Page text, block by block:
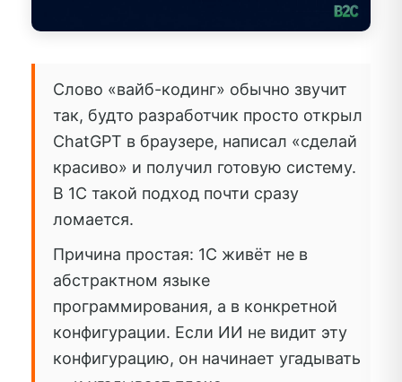
Слово «вайб-кодинг» обычно звучит
так, будто разработчик просто открыл
ChatGPT в браузере, написал «сделай
красиво» и получил готовую систему.
В 1С такой подход почти сразу
ломается.
Причина простая: 1С живёт не в
абстрактном языке
программирования, а в конкретной
конфигурации. Если ИИ не видит эту
конфигурацию, он начинает угадывать